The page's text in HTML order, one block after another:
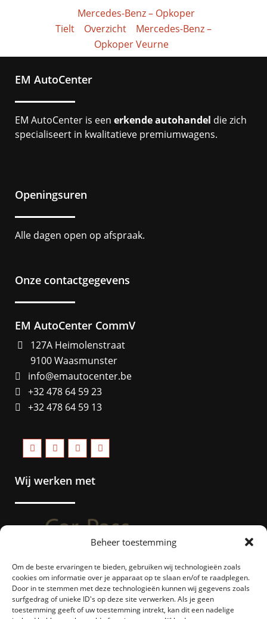
Beheer toestemming
Om de beste ervaringen te bieden, gebruiken wij technologieën zoals
cookies om informatie over je apparaat op te slaan en/of te raadplegen.
Door in te stemmen met deze technologieën kunnen wij gegevens zoals
surfgedrag of unieke ID's op deze site verwerken. Als je geen
toestemming geeft of uw toestemming intrekt, kan dit een nadelige
Mercedes-Benz – Opkoper
Tielt
Overzicht
Mercedes-Benz –
Opkoper Veurne
EM AutoCenter
EM AutoCenter is een erkende autohandel die zich
specialiseert in kwalitatieve premiumwagens.
Openingsuren
Alle dagen open op afspraak.
Onze contactgegevens
EM AutoCenter CommV
127A Heimolenstraat
9100 Waasmunster
info@emautocenter.be
+32 478 64 59 23
+32 478 64 59 13
Wij werken met